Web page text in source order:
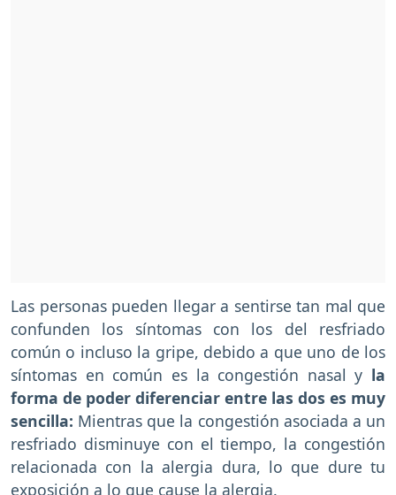
Las personas pueden llegar a sentirse tan mal que
confunden los síntomas con los del resfriado
común o incluso la gripe, debido a que uno de los
síntomas en común es la congestión nasal y la
forma de poder diferenciar entre las dos es muy
sencilla: Mientras que la congestión asociada a un
resfriado disminuye con el tiempo, la congestión
relacionada con la alergia dura, lo que dure tu
exposición a lo que cause la alergia.